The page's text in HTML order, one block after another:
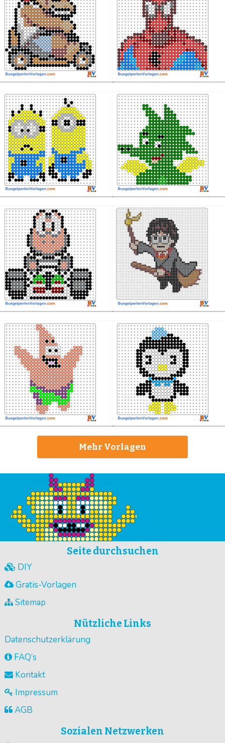
Mehr Vorlagen
Seite durchsuchen
DIY
Gratis-Vorlagen
Sitemap
Nützliche Links
Datenschutzerklärung
FAQ’s
Kontakt
Impressum
AGB
Sozialen Netzwerken